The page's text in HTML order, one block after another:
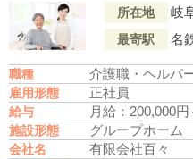
所在地 岐
最寄駅
職種 介護職・ヘルパ
雇用形態 正社員
給与 月給：200,000円
施設形態 グループホーム
会社名 有限会社百々